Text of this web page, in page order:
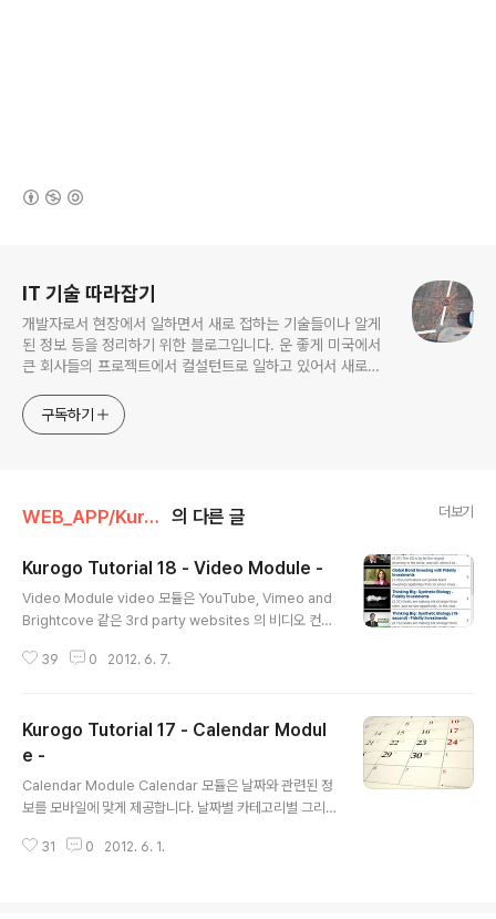
IT 기술 따라잡기
개발자로서 현장에서 일하면서 새로 접하는 기술들이나 알게
된 정보 등을 정리하기 위한 블로그입니다. 운 좋게 미국에서
큰 회사들의 프로젝트에서 컬설턴트로 일하고 있어서 새로운
사용되는 툴들에 대해 많은 분들과 정보를 공유하고 싶습니다.
구독하기
WEB_APP/Kurogo 의 다른 글 더보기
Kurogo Tutorial 18 - Video Module -
Video Module video 모듈은 YouTube, Vimeo and
Brightcove 같은 3rd party websites 의 비디오 컨텐
모듈입니다. Configuring the Sources 비디오 모듈은
vice provider에 대한 정보가 있고 tag나 author 에 의
해 filter 될 수 있습니다. (문자 검색에 의해서도 filter 될
수 있습니다.) feed 는 SITE_DIR/config/video/feed
s.ini 안에서 configure 됩니다. 각 fee는 section에 포
39 0 2012. 6. 7.
Kurogo Tutorial 17 - Calendar Modul
e -
Calendar Module Calendar 모듈은 날짜와 관련된 정
보를 모바일에 맞게 제공합니다. 날짜별 카테고리별 그리
보게 할 수 있습니다. 쿠로고에 자체 내장돼 있는 Calend
31 0 2012. 6. 1.